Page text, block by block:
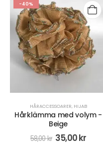
-60%
HÅRACCESSOARER,HIJAB
Hårsnodd - Svart
58,00kr 23,00